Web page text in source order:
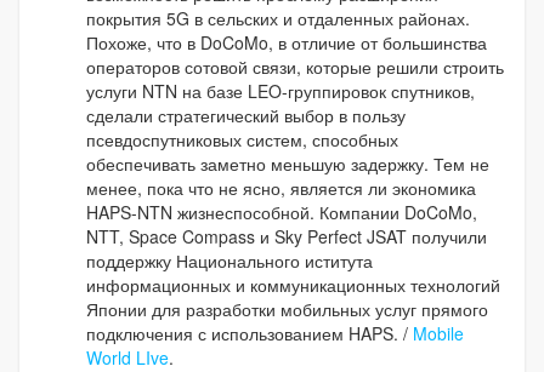
покрытия 5G в сельских и отдаленных районах.
Похоже, что в DoCoMo, в отличие от большинства
операторов сотовой связи, которые решили строить
услуги NTN на базе LEO-группировок спутников,
сделали стратегический выбор в пользу
псевдоспутниковых систем, способных
обеспечивать заметно меньшую задержку. Тем не
менее, пока что не ясно, является ли экономика
HAPS-NTN жизнеспособной. Компании DoCoMo,
NTT, Space Compass и Sky Perfect JSAT получили
поддержку Национального иститута
информационных и коммуникационных технологий
Японии для разработки мобильных услуг прямого
подключения с использованием HAPS. / Mobile
World LIve.